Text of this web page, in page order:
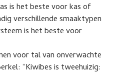
is het beste voor kas of
verschillende smaaktypen
is het beste voor
voor tal van onverwachte
“Kiwibes is tweehuizig: